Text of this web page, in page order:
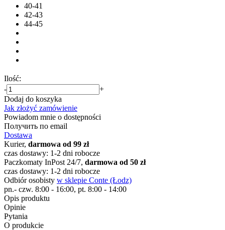
40-41
42-43
44-45
Ilość:
-
+
Dodaj do koszyka
Jak złożyć zamówienie
Powiadom mnie o dostępności
Получить по email
Dostawa
Kurier, darmowa od 99 zł
czas dostawy: 1-2 dni robocze
Paczkomaty InPost 24/7, darmowa od 50 zł
czas dostawy: 1-2 dni robocze
Odbiór osobisty w sklepie Conte (Łodz)
pn.- czw. 8:00 - 16:00, pt. 8:00 - 14:00
Opis produktu
Opinie
Pytania
O produkcie